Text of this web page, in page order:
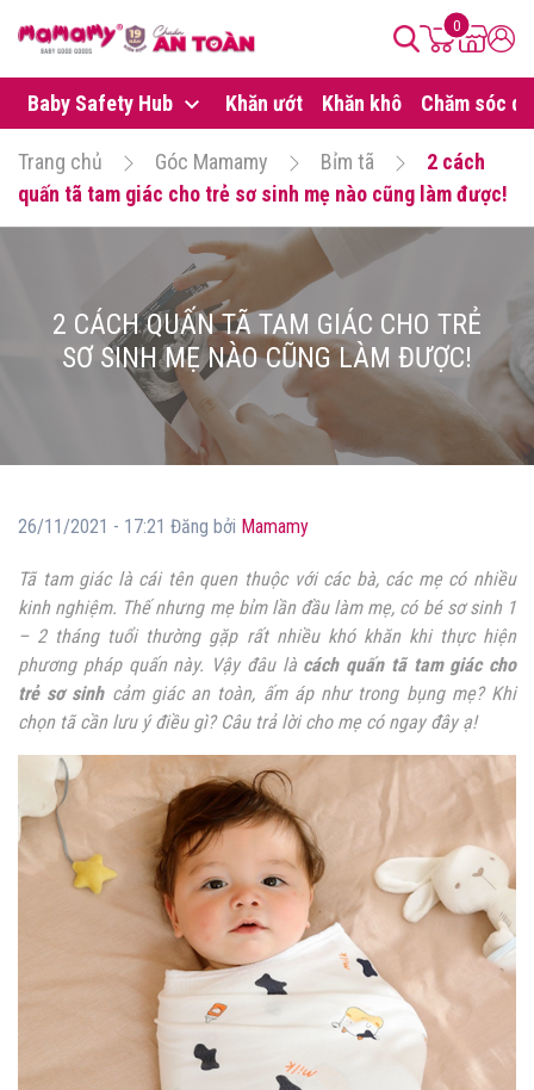
0
Baby Safety Hub Khăn ướt Khăn khô Chăm sóc da
Trang chủ Góc Mamamy Bỉm tã
2 cách
quấn tã tam giác cho trẻ sơ sinh mẹ nào cũng làm được!
2 CÁCH QUẤN TÃ TAM GIÁC CHO TRẺ
SƠ SINH MẸ NÀO CŨNG LÀM ĐƯỢC!
26/11/2021 - 17:21 Đăng bởi Mamamy
Tã tam giác là cái tên quen thuộc với các bà, các mẹ có nhiều
kinh nghiệm. Thế nhưng mẹ bỉm lần đầu làm mẹ, có bé sơ sinh 1
– 2 tháng tuổi thường gặp rất nhiều khó khăn khi thực hiện
phương pháp quấn này. Vậy đâu là cách quấn tã tam giác cho
trẻ sơ sinhcảm giác an toàn, ấm áp như trong bụng mẹ? Khi
chọn tã cần lưu ý điều gì? Câu trả lời cho mẹ có ngay đây ạ!